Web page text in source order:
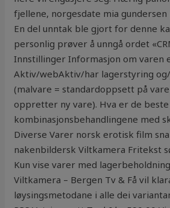
fjellene, norgesdate mia
En del unntak ble gjort for denne
personlig prøver å unngå ordet
Innstillinger Informasjon om varen
Aktiv/webAktiv/har lagerstyring
(malvare = standardoppsett på
oppretter ny vare). Hva er de beste
kombinasjonsbehandlingene med
Diverse Varer norsk erotisk film
nakenbildersk Viltkamera Fritekst
Kun vise varer med
Viltkamera – Bergen Tv & Få vil
løysingsmetodane i alle dei